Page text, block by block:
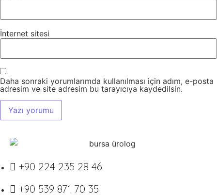
İnternet sitesi
Daha sonraki yorumlarımda kullanılması için adım, e-posta
adresim ve site adresim bu tarayıcıya kaydedilsin.
+90 224 235 28 46
+90 539 871 70 35